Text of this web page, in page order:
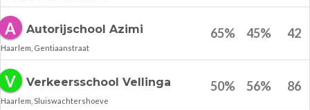
A Autorijschool Azimi
Haarlem, Gentiaanstraat
65% 45% 42
V Verkeersschool Vellinga
Haarlem, Sluiswachtershoeve
50% 56% 86